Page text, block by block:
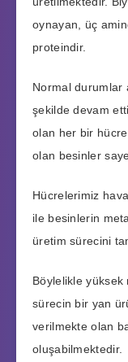
oynayan, üç
proteindir.
Normal durumlar
şekilde devam
olan her bir
olan besinler
Hücrelerimiz
ile besinlerin
üretim sürecini
Böylelikle yüksek
sürecin bir yan
verilmekte olan
oluşabilmektedir.